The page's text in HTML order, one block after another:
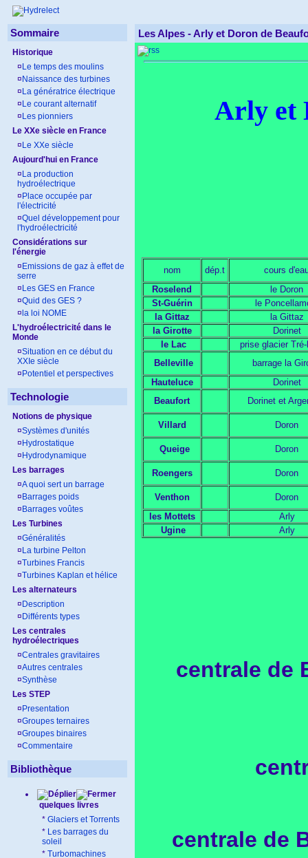
Sommaire
Historique
¤ Le temps des moulins
¤ Naissance des turbines
¤ La génératrice électrique
¤ Le courant alternatif
¤ Les pionniers
Le XXe siècle en France
¤ Le XXe siècle
Aujourd'hui en France
¤ La production
hydroélectrique
¤ Place occupée par
l'électricité
¤Quel développement pour
l'hydroélectricité
Considérations sur
l'énergie
¤ Emissions de gaz à effet de
serre
¤ Les GES en France
¤Quid des GES ?
¤ la loi NOME
L'hydroélectricité dans le
Monde
¤Situation en ce début du
XXIe siècle
¤ Potentiel et perspectives
Technologie
Notions de physique
¤Systèmes d'unités
¤ Hydrostatique
¤ Hydrodynamique
Les barrages
¤A quoi sert un barrage
¤ Barrages poids
¤ Barrages voûtes
Les Turbines
¤Généralités
¤ La turbine Pelton
¤Turbines Francis
¤Turbines Kaplan et hélice
Les alternateurs
¤ Description
¤ Différents types
Les centrales
hydroélectriques
¤Centrales gravitaires
¤Autres centrales
¤Synthèse
Les STEP
¤ Presentation
¤Groupes ternaires
¤Groupes binaires
¤Commentaire
Bibliothèque
quelques livres
* Glaciers et Torrents
* Les barrages du
soleil
* Turbomachines
Les Alpes - Arly et Doron de
Arly
nom dép.t
cours
Roselend
le Doron
St-Guérin
le
la Gittaz
la Gittaz
la Girotte
Dorinet
le Lac
prise glacier
Belleville
barrage la
Hauteluce
Dorinet
Beaufort
Dorinet et
Villard Doron
Queige Doron
Roengers Doron
Venthon
Doron
les Mottets
Arly
Ugine
Arly
centrale de
centrale de